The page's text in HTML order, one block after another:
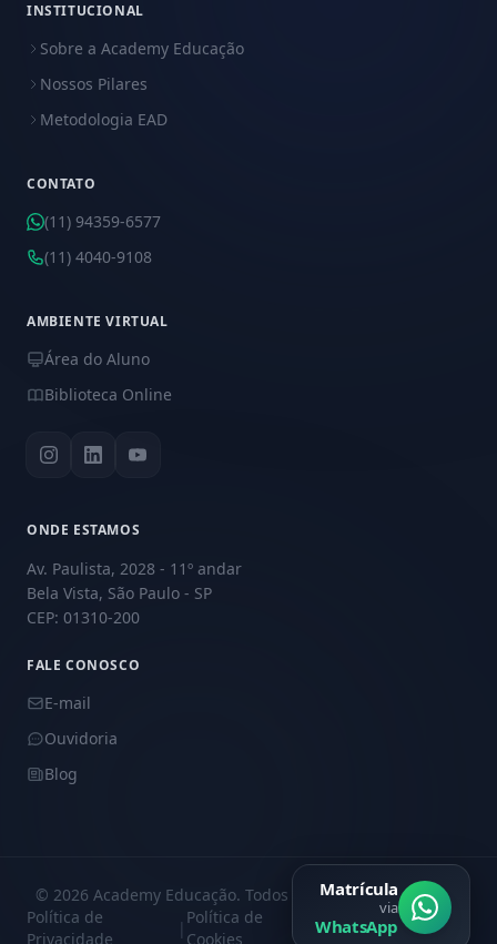
INSTITUCIONAL
Sobre a Academy Educação
Nossos Pilares
Metodologia EAD
CONTATO
(11) 94359-6577
(11) 4040-9108
AMBIENTE VIRTUAL
Área do Aluno
Biblioteca Online
ONDE ESTAMOS
Av. Paulista, 2028 - 11º andar
Bela Vista, São Paulo - SP
CEP: 01310-200
FALE CONOSCO
E-mail
Ouvidoria
Blog
© 2026 Academy Educação. Todos os direitos reservados.
Política de
Privacidade
|
Política de
Cookies
|
Central de
Privacidade
Matrícula
via
WhatsApp